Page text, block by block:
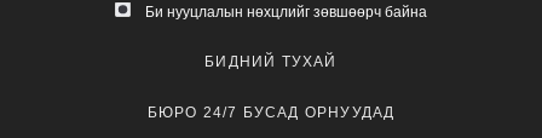
Би нууцлалын нөхцлийг зөвшөөрч байна
БИДНИЙ ТУХАЙ
БЮРО 24/7 БУСАД ОРНУУДАД